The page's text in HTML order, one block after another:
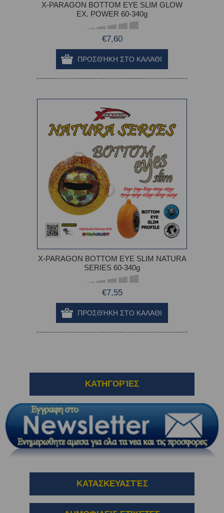
X-PARAGON BOTTOM EYE SLIM GLOW
EX. POWER 60-340g
€7,60
X-PARAGON BOTTOM EYE SLIM NATURA
SERIES 60-340g
€7,55
ΚΑΤΗΓΟΡΊΕΣ
ΚΑΤΑΣΚΕΥΑΣΤΈΣ